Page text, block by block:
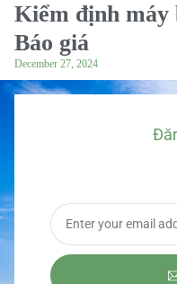
Kiểm định máy
Báo giá
December 27, 2024